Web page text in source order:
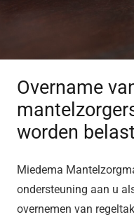
Overname
worden belast
Miedema
ondersteuning aan u
overnemen van